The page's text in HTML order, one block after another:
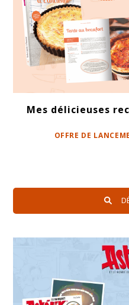
Mes délicieuses
OFFRE DE